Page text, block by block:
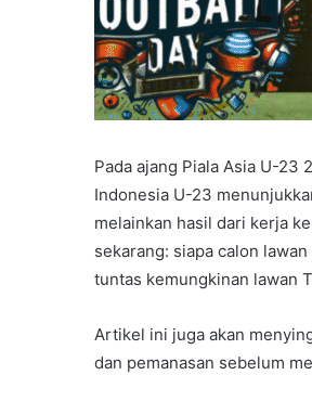
Pada ajang Piala Asia U-23
Indonesia U-23
melainkan hasil dari kerja
sekarang: siapa calon
tuntas kemungkinan lawan
Artikel ini juga akan
dan pemanasan sebelum